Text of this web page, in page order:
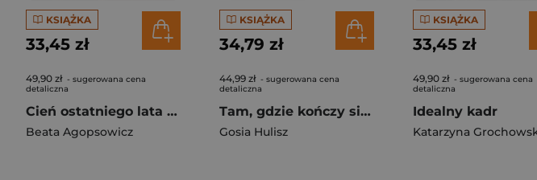
KSIĄŻKA
33,45 zł
49,90 zł - sugerowana cena
detaliczna
Cień ostatniego lata (większe lietry)
Beata Agopsowicz
KSIĄŻKA
34,79 zł
44,99 zł - sugerowana cena
detaliczna
Tam, gdzie kończy się tor lotu
Gosia Hulisz
KSIĄŻKA
33,45 zł
49,90 zł - sugerowana cena
detaliczna
Idealny kadr
Katarzyna